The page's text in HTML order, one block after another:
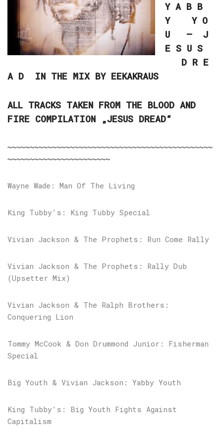
Y A B B
Y Y O
U – J
E S U S
D R E
A D IN THE MIX BY EEKAKRAUS
ALL TRACKS TAKEN FROM THE BLOOD AND
FIRE COMPILATION „JESUS DREAD“
~~~~~~~~~~~~~~~~~~~~~~~~~~~~~~~~~~~~~~~~~~~~~~
~~~~~~~~~~~~~~~~~~~~~~~
Wayne Wade: Man Of The Living
King Tubby’s: King Tubby Special
Vivian Jackson & The Prophets: Run Come Rally
Vivian Jackson & The Prophets: Rally Dub
(Upsetter Mix)
Vivian Jackson & The Ralph Brothers:
Conquering Lion
Tommy McCook & Don Drummond Junior: Fisherman
Special
Big Youth & Vivian Jackson: Yabby Youth
King Tubby’s: Big Youth Fights Against
Capitalism